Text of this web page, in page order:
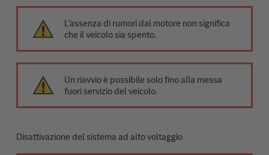
L’assenza di rumori dal motore non significa
che il veicolo sia spento.
Un riavvio è possibile solo fino alla messa
fuori servizio del veicolo.
Disattivazione del sistema ad alto voltaggio